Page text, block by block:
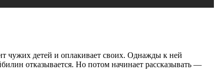
чужих детей и оплакивает своих. Однажды к ней
отказывается. Но потом начинает рассказывать —